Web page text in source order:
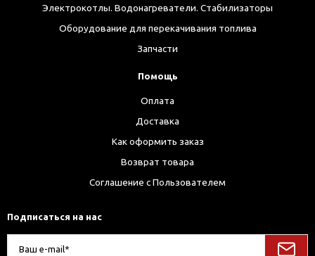
Электрокотлы. Водонагреватели. Стабилизаторы
Оборудование для перекачивания топлива
Запчасти
Помощь
Оплата
Доставка
Как оформить заказ
Возврат товара
Соглашение с Пользователем
Подписаться на нас